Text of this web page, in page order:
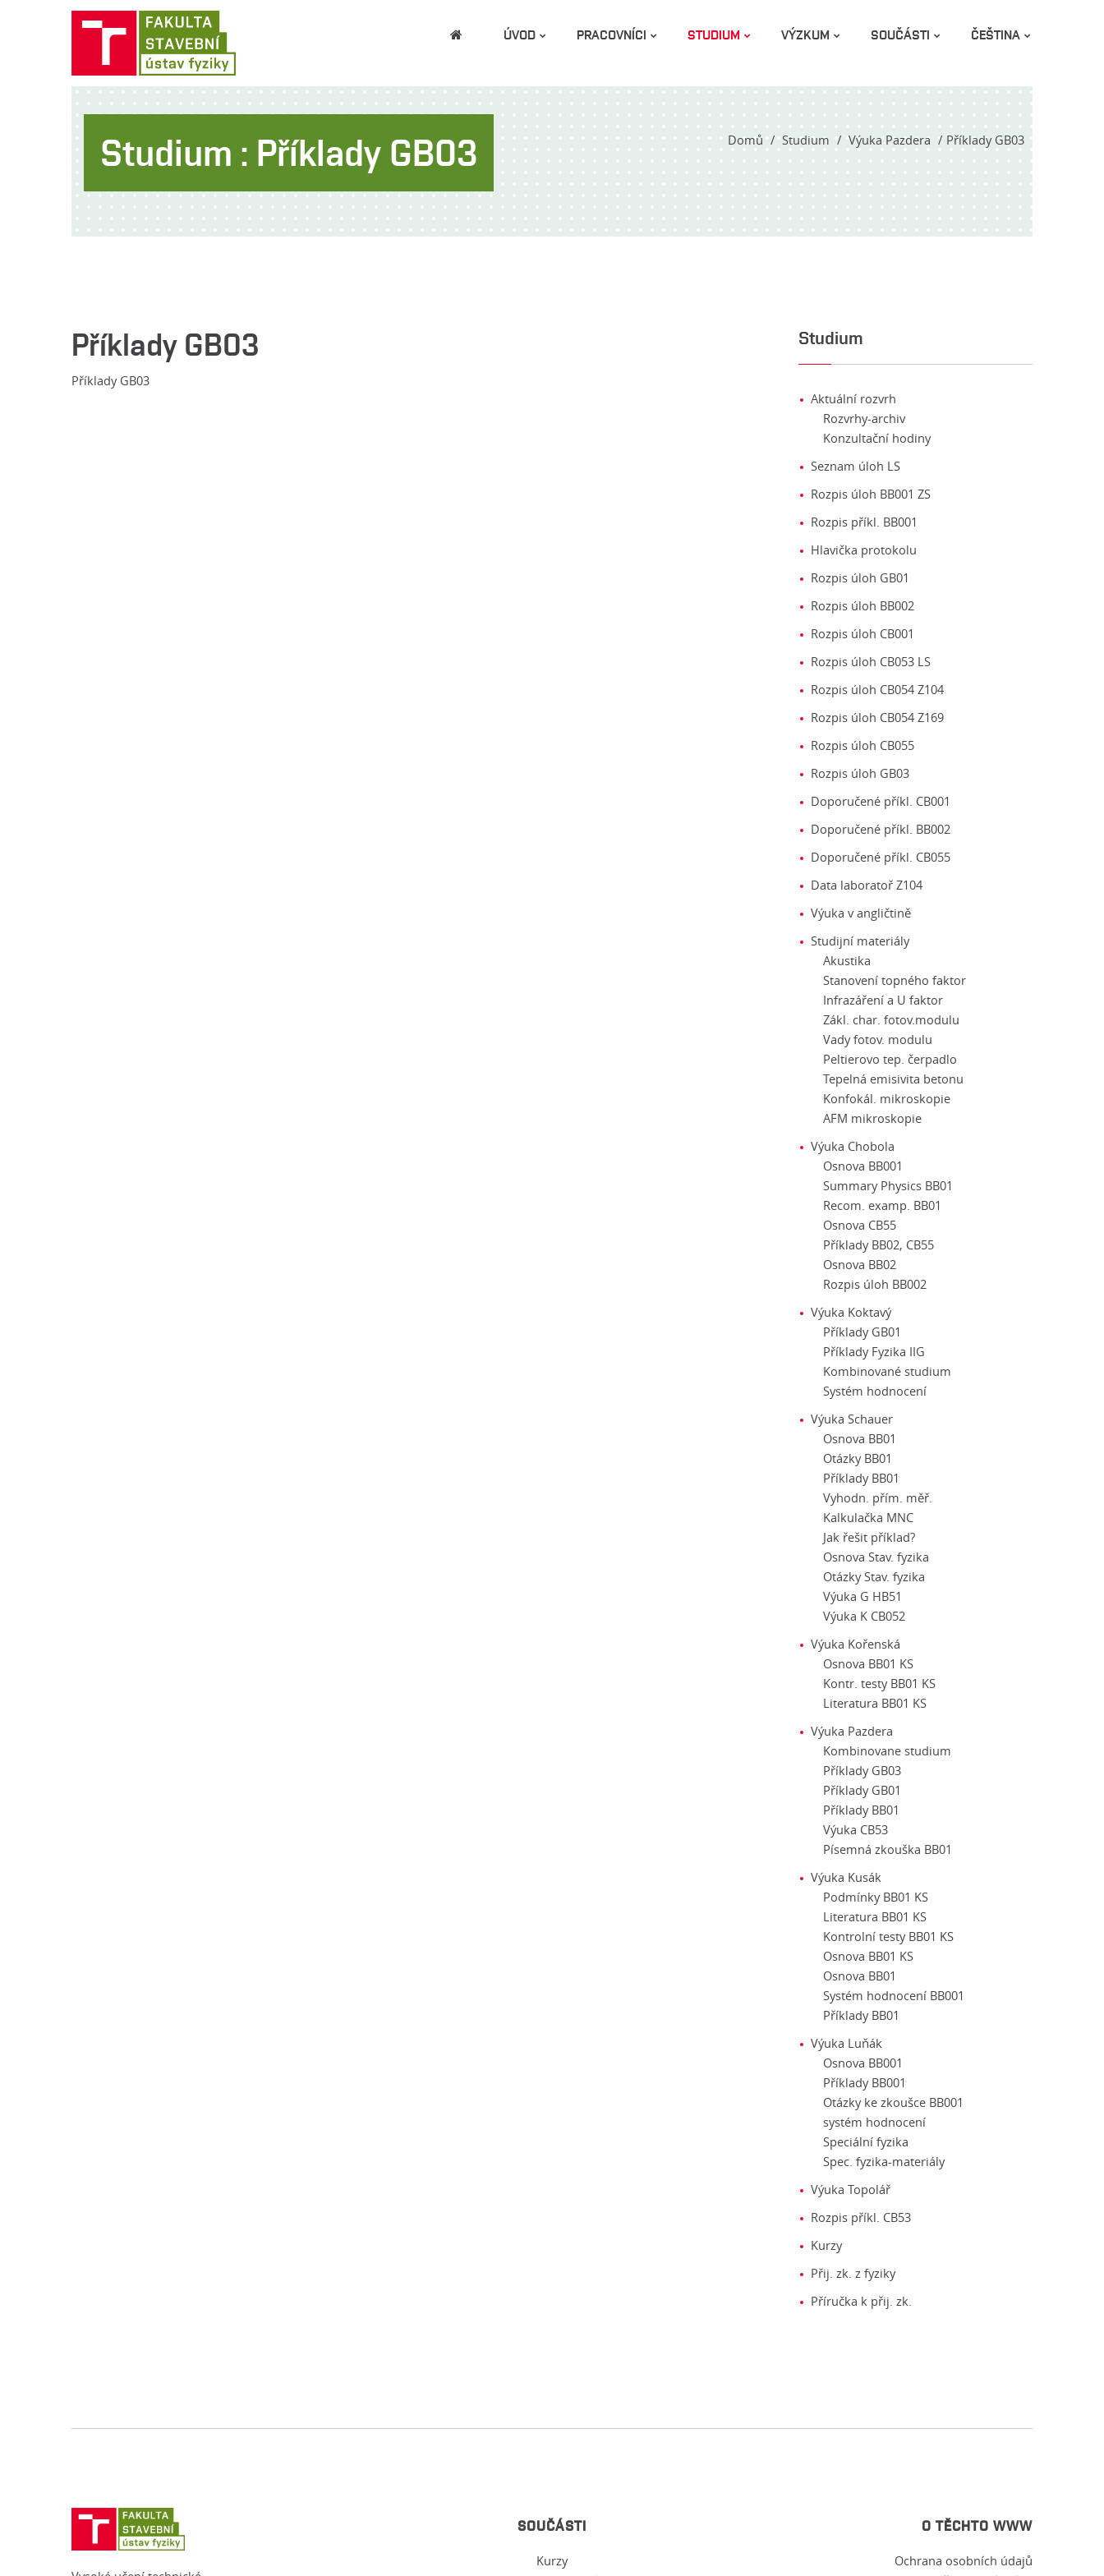
ÚVOD PRACOVNÍCI STUDIUM VÝZKUM SOUČÁSTI ČEŠTINA
Studium : Příklady GB03 Domů Studium Výuka Pazdera Příklady GB03
Příklady GB03
Příklady GB03
Studium
Aktuální rozvrh
Rozvrhy-archiv
Konzultační hodiny
Seznam úloh LS
Rozpis úloh BB001 ZS
Rozpis příkl. BB001
Hlavička protokolu
Rozpis úloh GB01
Rozpis úloh BB002
Rozpis úloh CB001
Rozpis úloh CB053 LS
Rozpis úloh CB054 Z104
Rozpis úloh CB054 Z169
Rozpis úloh CB055
Rozpis úloh GB03
Doporučené příkl. CB001
Doporučené příkl. BB002
Doporučené příkl. CB055
Data laboratoř Z104
Výuka v angličtině
Studijní materiály
Akustika
Stanovení topného faktor
Infrazáření a U faktor
Zákl. char. fotov.modulu
Vady fotov. modulu
Peltierovo tep. čerpadlo
Tepelná emisivita betonu
Konfokál. mikroskopie
AFM mikroskopie
Výuka Chobola
Osnova BB001
Summary Physics BB01
Recom. examp. BB01
Osnova CB55
Příklady BB02, CB55
Osnova BB02
Rozpis úloh BB002
Výuka Koktavý
Příklady GB01
Příklady Fyzika IIG
Kombinované studium
Systém hodnocení
Výuka Schauer
Osnova BB01
Otázky BB01
Příklady BB01
Vyhodn. přím. měř.
Kalkulačka MNC
Jak řešit příklad?
Osnova Stav. fyzika
Otázky Stav. fyzika
Výuka G HB51
Výuka K CB052
Výuka Kořenská
Osnova BB01 KS
Kontr. testy BB01 KS
Literatura BB01 KS
Výuka Pazdera
Kombinovane studium
Příklady GB03
Příklady GB01
Příklady BB01
Výuka CB53
Písemná zkouška BB01
Výuka Kusák
Podmínky BB01 KS
Literatura BB01 KS
Kontrolní testy BB01 KS
Osnova BB01 KS
Osnova BB01
Systém hodnocení BB001
Příklady BB01
Výuka Luňák
Osnova BB001
Příklady BB001
Otázky ke zkoušce BB001
systém hodnocení
Speciální fyzika
Spec. fyzika-materiály
Výuka Topolář
Rozpis příkl. CB53
Kurzy
Přij. zk. z fyziky
Příručka k přij. zk.
SOUČÁSTI
Kurzy
O TĚCHTO WWW
Ochrana osobních údajů